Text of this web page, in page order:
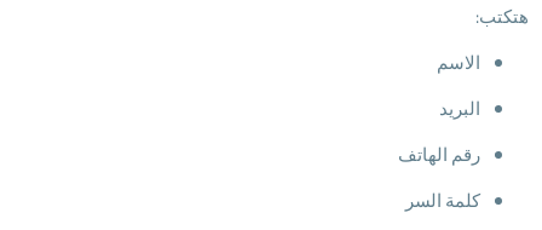
هتكتب:
الاسم
البريد
رقم الهاتف
كلمة السر